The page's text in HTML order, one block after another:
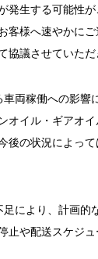
発生する可能性が
客様へ速やかに
議させていただ
両稼働への影響
オイル・ギアオ
後の状況によっ
足により、計画的
止や配送スケジ